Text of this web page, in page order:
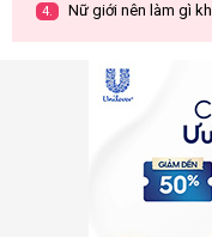
4. Nữ giới nên làm gì